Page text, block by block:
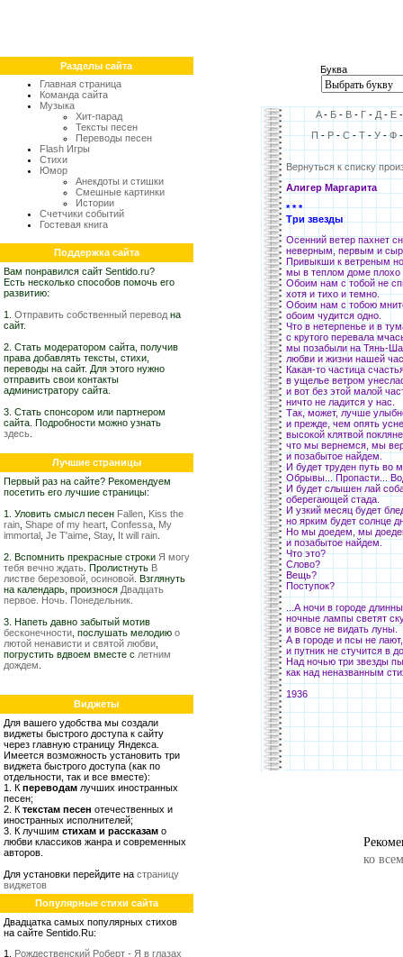
Разделы сайта
Главная страница
Команда сайта
Музыка
Хит-парад
Тексты песен
Переводы песен
Flash Игры
Стихи
Юмор
Анекдоты и стишки
Смешные картинки
Истории
Счетчики событий
Гостевая книга
Поддержка сайта
Вам понравился сайт Sentido.ru?
Есть несколько способов помочь его
развитию:
1. Отправить собственный перевод на
сайт.
2. Стать модератором сайта, получив
права добавлять тексты, стихи,
переводы на сайт. Для этого нужно
отправить свои контакты
администратору сайта.
3. Стать спонсором или партнером
сайта. Подробности можно узнать
здесь
Лучшие страницы
Первый раз на сайте? Рекомендуем
посетить его лучшие страницы:
1. Уловить смысл песен Fallen Kiss the
rain Shape of my heart Confessa My
immortal Je T'aime Stay, It will rain
2. Вспомнить прекрасные строки Я могу
тебя вечно ждать . Пролистнуть В
листве березовой, осиновой . Взглянуть
на календарь, произнося Двадцать
первое. Ночь. Понедельник.
3. Напеть давно забытый мотив
бесконечности , послушать мелодию о
лютой ненависти и святой любви
погрустить вдвоем вместе с летним
дождем
Виджеты
Для вашего удобства мы создали
виджеты быстрого доступа к сайту
через главную страницу Яндекса.
Имеется возможность установить три
виджета быстрого доступа (как по
отдельности, так и все вместе):
1. К переводам лучших иностранных
песен;
2. К текстам песен отечественных и
иностранных исполнителей;
3. К лучшим стихам и рассказам о
любви классиков жанра и современных
авторов.
Для установки перейдите на страницу
виджетов
Популярные стихи сайта
Двадцатка самых популярных стихов
на сайте Sentido.Ru:
1. Рождественский Роберт - Я в глазах
Буква
A- Б - В - Г - Д - Е
П-Р-С-Т-У-Ф
Вернуться к списку
Алигер Маргарита
* * *
Три звезды
Осенний ветер пахнет
неверным, первым и
Привыкши к ветреным
мы в теплом доме плохо
Обоим нам с тобой не
хотя и тихо и темно.
Обоим нам с тобою
обоим чудится одно.
Что в нетерпенье и в
с крутого перевала
мы позабыли на Тянь-
любви и жизни нашей
Какая-то частица
в ущелье ветром
и вот без этой малой
ничто не ладится у нас.
Так, может, лучше
и прежде, чем опять
высокой клятвой
что мы вернемся, мы
и позабытое найдем.
И будет труден путь во
Обрывы... Пропасти...
И будет слышен лай
оберегающей стада.
И узкий месяц будет
но ярким будет солнце
Но мы доедем, мы
и позабытое найдем.
Что это?
Слово?
Вещь?
Поступок?
...А ночи в городе
ночные лампы светят
и вовсе не видать луны.
А в городе и псы не лают,
и путник не стучится в
Над ночью три звезды
как над неназванным
1936
ко